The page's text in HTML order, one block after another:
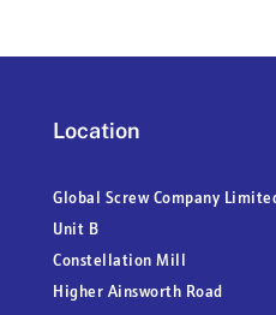
Location
Global Screw Company
Unit B
Constellation Mill
Higher Ainsworth Road